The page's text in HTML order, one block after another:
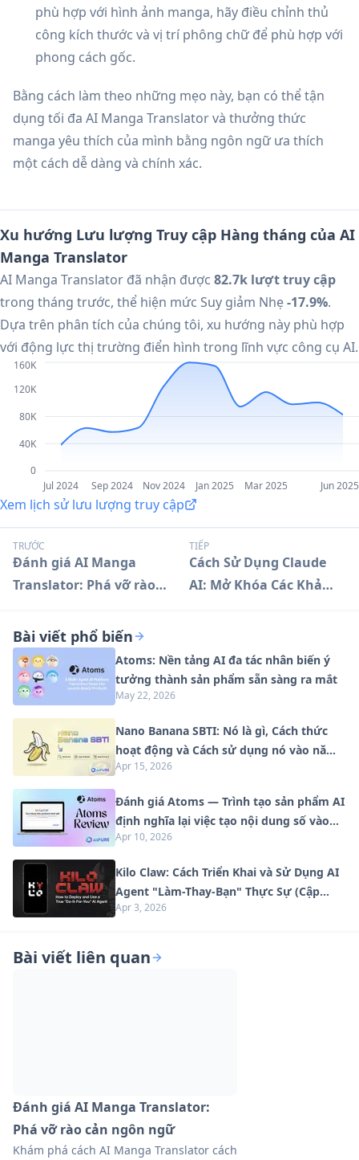
phù hợp với hình ảnh manga, hãy điều chỉnh thủ
công kích thước và vị trí phông chữ để phù hợp với
phong cách gốc.
Bằng cách làm theo những mẹo này, bạn có thể tận
dụng tối đa AI Manga Translator và thưởng thức
manga yêu thích của mình bằng ngôn ngữ ưa thích
một cách dễ dàng và chính xác.
Xu hướng Lưu lượng Truy cập Hàng tháng của AI
Manga Translator
AI Manga Translator đã nhận được 82.7k lượt truy cập
trong tháng trước, thể hiện mức Suy giảm Nhẹ-17.9%.
Dựa trên phân tích của chúng tôi, xu hướng này phù hợp
với động lực thị trường điển hình trong lĩnh vực công cụ AI.
Jul 2024 Sep 2024 Nov 2024 Jan 2025 Mar 2025 Jun 2025
0
40K
80K
120K
160K
Xem lịch sử lưu lượng truy cập
TRƯỚC
Đánh giá AI Manga
Translator: Phá vỡ rào
TIẾP
Cách Sử Dụng Claude
AI: Mở Khóa Các Khả
Bài viết phổ biến
Atoms: Nền tảng AI đa tác nhân biến ý
tưởng thành sản phẩm sẵn sàng ra mắt
May 22, 2026
Nano Banana SBTI: Nó là gì, Cách thức
hoạt động và Cách sử dụng nó vào năm
2026
Apr 15, 2026
Đánh giá Atoms — Trình tạo sản phẩm AI
định nghĩa lại việc tạo nội dung số vào
năm 2026
Apr 10, 2026
Kilo Claw: Cách Triển Khai và Sử Dụng AI
Agent "Làm-Thay-Bạn" Thực Sự (Cập
Nhật 2026)
Apr 3, 2026
Bài viết liên quan
Đánh giá AI Manga Translator:
Phá vỡ rào cản ngôn ngữ
Khám phá cách AI Manga Translator cách